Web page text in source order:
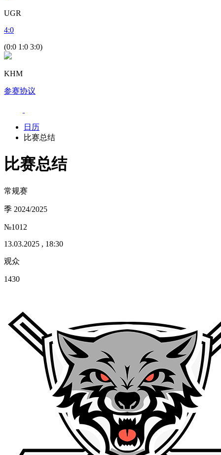
UGR
4:0
(0:0 1:0 3:0)
KHM
参赛协议
日历
比赛总结
比赛总结
常规赛
季 2024/2025
№1012
13.03.2025 , 18:30
观众
1430